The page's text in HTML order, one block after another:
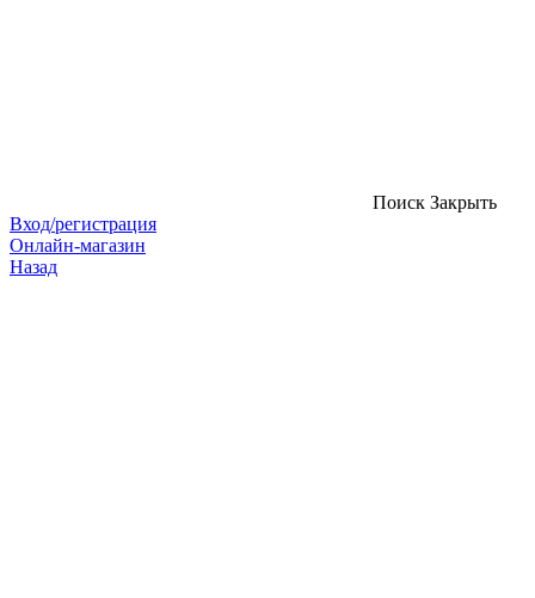
Поиск Закрыть
Вход/регистрация
Онлайн-магазин
Назад